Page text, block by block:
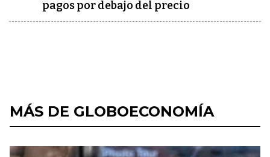
pagos por debajo del precio
MÁS DE GLOBOECONOMÍA